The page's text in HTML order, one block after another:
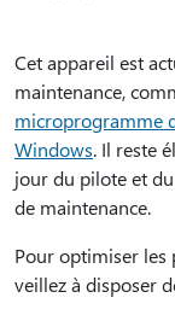
Cet appareil est
maintenance,
microprogramme
Windows. Il reste
jour du pilote et
de maintenance.
Pour optimiser les
veillez à disposer